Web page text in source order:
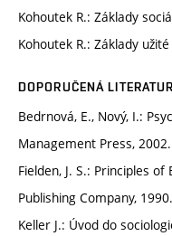
Kohoutek R.: Základy
Kohoutek R.: Základy
DOPORUČENÁ
Bedrnová, E., Nový, I.:
Management Press, 2002.
Fielden, J. S.: Principles
Publishing Company, 1990.
Keller J.: Úvod do